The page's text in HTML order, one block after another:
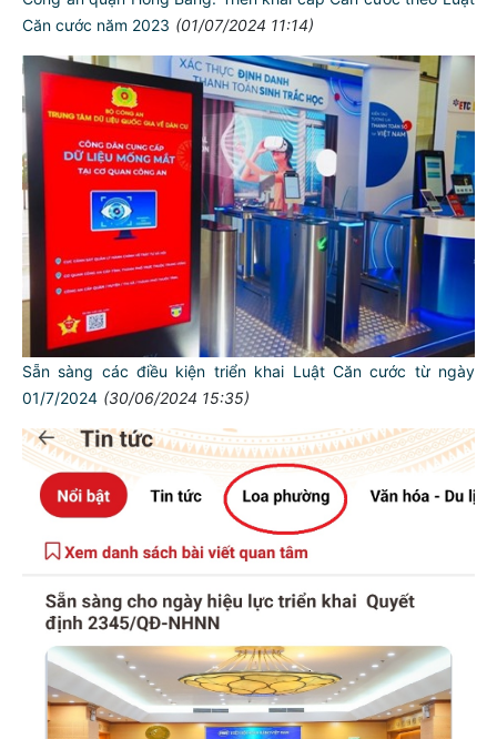
Căn cước năm 2023 (01/07/2024 11:14)
Sẵn sàng các điều kiện triển khai Luật Căn cước từ ngày
01/7/2024 (30/06/2024 15:35)